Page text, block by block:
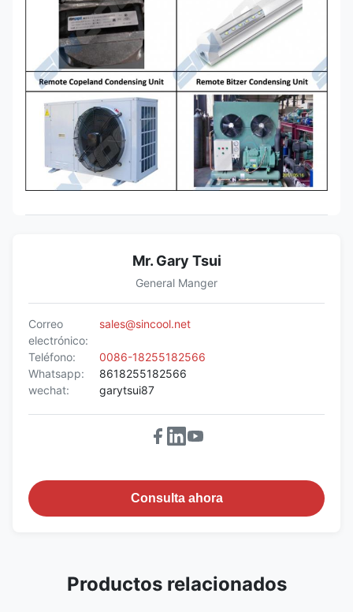
Mr. Gary Tsui
General Manger
Correo
electrónico:
sales@sincool.net
Teléfono:
0086-18255182566
Whatsapp:
8618255182566
wechat:
garytsui87
Consulta ahora
Productos relacionados